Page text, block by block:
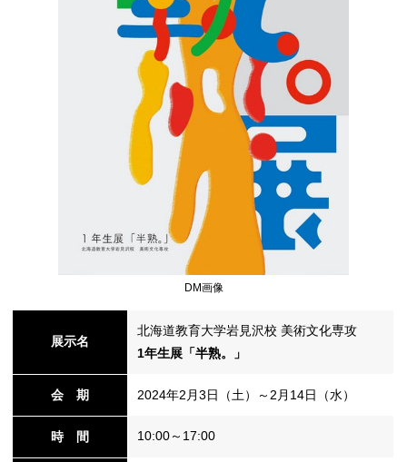
DM画像
展示名
北海道教育大学岩見沢校 美術文化専攻
1年生展「半熟。」
会 期 2024年2月3日（土）～2月14日（水）
時 間 10:00～17:00